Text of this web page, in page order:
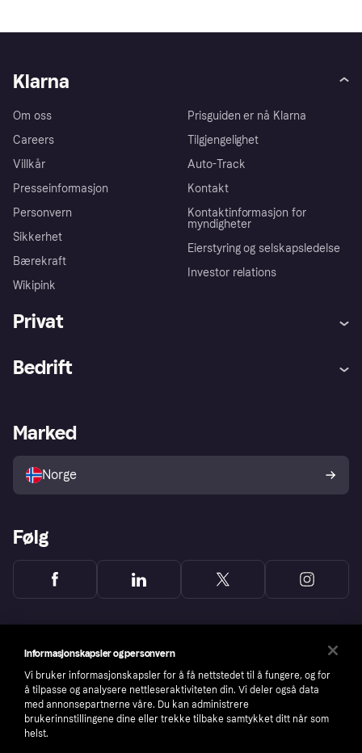
Klarna
Om oss
Careers
Villkår
Presseinformasjon
Personvern
Sikkerhet
Bærekraft
Wikipink
Prisguiden er nå Klarna
Tilgjengelighet
Auto-Track
Kontakt
Kontaktinformasjon for
myndigheter
Eierstyring og selskapsledelse
Investor relations
Privat
Utforsk butikker
Bedrift
Merchant portal
Marked
Norge
Følg
Informasjonskapsler og personvern
Vi bruker informasjonskapsler for å få nettstedet til å fungere, og for
å tilpasse og analysere nettleseraktiviteten din. Vi deler også data
med annonsepartnerne våre. Du kan administrere
brukerinnstillingene dine eller trekke tilbake samtykket ditt når som
helst.